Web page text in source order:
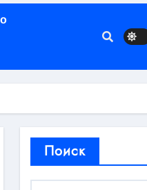
рекламы
Поиск